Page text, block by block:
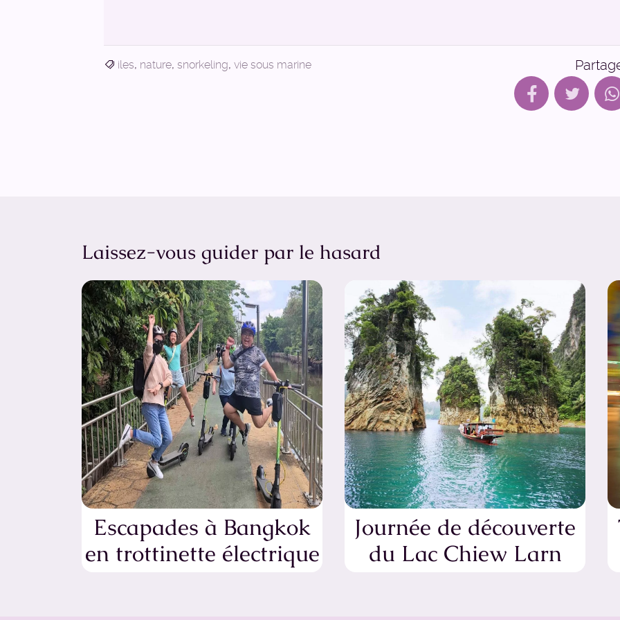
iles, nature, snorkeling, vie sous marine
Laissez-vous guider par le hasard
Escapades à Bangkok
en trottinette électrique
Journée de découverte
du Lac Chiew Larn